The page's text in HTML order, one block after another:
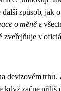
další způsob, jak
o měně a
zveřejňuje v
devizovém trhu.
když začne příliš